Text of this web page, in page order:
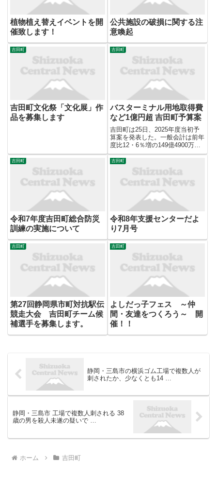
植物植え替えイベントを開
催致します！
公共施設の破損に関する注
意喚起
吉田町
吉田町文化祭「文化展」作
品を募集します
吉田町
バスターミナル用地取得費
など1億円超 吉田町予算案
吉田町は25日、2025年度当初予
算案を発表した。一般会計は前年
度比12・6％増の149億4900万円
で、4年連続で過去最高額を更
新。東名高速道路吉田インターチ
ェンジ（IC）付近にバスターミナ
ルを整備するために、待合所や駐
輪場 ...
吉田町
令和7年度吉田町総合防災
訓練の実施について
吉田町
令和8年支援センターだよ
り7月号
吉田町
第27回静岡県市町対抗駅伝
競走大会 吉田町チーム候
補選手を募集します。
吉田町
よしだっ子フェス ～仲
間・友達をつくろう～ 開
催！！
静岡・三島市の横浜ゴム工場で複数人が
刺されたか、少なくとも14 …
静岡・三島市 工場で複数人刺される 38
歳の男を殺人未遂の疑いで …
ホーム 吉田町